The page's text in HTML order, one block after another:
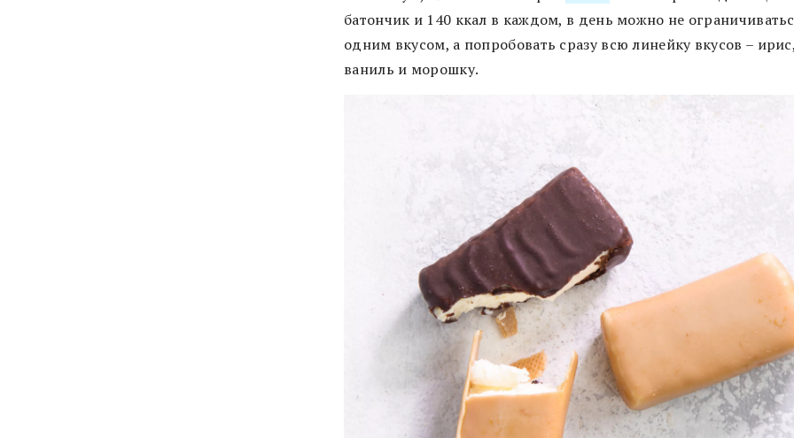
батончик и 140 ккал в каждом, в день можно не
одним вкусом, а попробовать сразу всю линейку вкусов –
ваниль и морошку.